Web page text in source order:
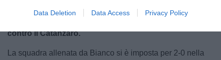
Data Deletion Data Access Privacy Policy
classificato. L'ultimo pass per la massima serie è andato
contro il Catanzaro.
La squadra allenata da Bianco si è imposta per 2-0 nella